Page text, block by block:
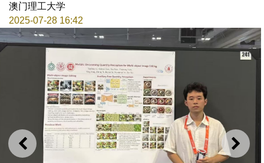
澳门理工大学
2025-07-28 16:42
上一则 下一